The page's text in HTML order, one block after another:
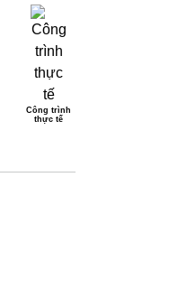
Công trình
thực tế